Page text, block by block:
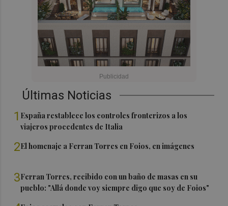
Últimas Noticias
1 España restablece los controles fronterizos a los
viajeros procedentes de Italia
2El homenaje a Ferran Torres en Foios, en imágenes
3Ferran Torres, recibido con un baño de masas en su
pueblo: "Allá donde voy siempre digo que soy de Foios"